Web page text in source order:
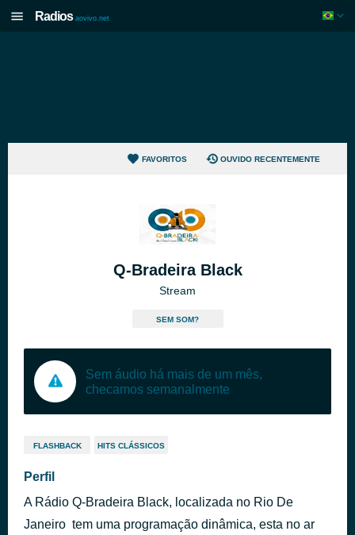
Radios aovivo.net
FAVORITOS OUVIDO RECENTEMENTE
Q-Bradeira Black
Stream
SEM SOM?
Sem áudio há mais de um mês,
checamos semanalmente
FLASHBACK HITS CLÁSSICOS
Perfil
A Rádio Q-Bradeira Black, localizada no Rio De
Janeiro tem uma programação dinâmica, esta no ar